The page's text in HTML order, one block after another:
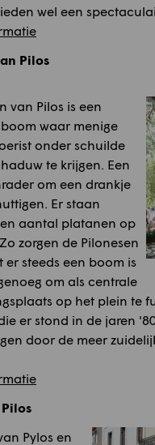
wel een
Pilos
van Pilos is een
waar menige
onder schuilde
te krijgen. Een
om een drankje
Er staan
aantal platanen op
zorgen de Pilonesen
er steeds een boom is
om als centrale
op het plein te
er stond in de jaren
door de meer
Pylos en